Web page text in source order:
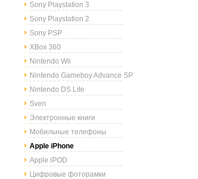
Sony Playstation 3
Sony Playstation 2
Sony PSP
XBox 360
Nintendo Wii
Nintendo Gameboy Advance SP
Nintendo DS Lite
Sven
Электронные книги
Мобильные телефоны
Apple iPhone
Apple iPOD
Цифровые фоторамки